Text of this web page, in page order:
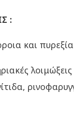
:
και πυρεξία